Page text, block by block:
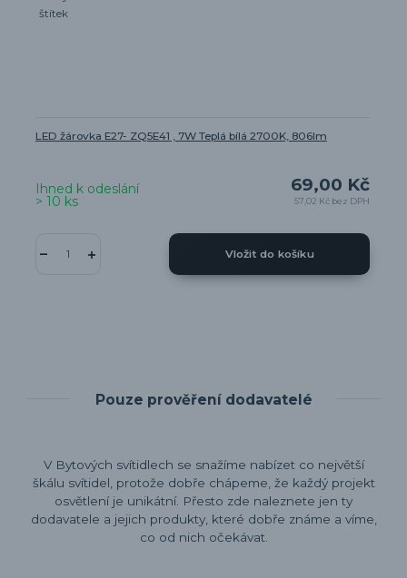
LED žárovka E27- ZQ5E41 , 7W Teplá bílá 2700K, 806lm
69,00 Kč
57,02 Kč bez DPH
Ihned k odeslání
> 10 ks
Vložit do košíku
Pouze prověření dodavatelé
V Bytových svítidlech se snažíme nabízet co největší
škálu svítidel, protože dobře chápeme, že každý projekt
osvětlení je unikátní. Přesto zde naleznete jen ty
dodavatele a jejich produkty, které dobře známe a víme,
co od nich očekávat.